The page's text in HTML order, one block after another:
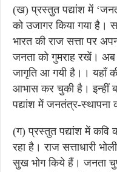
(ख) प्रस्तुत पद्यांश में
को उजागर किया गया है।
भारत की राज सत्ता पर
जनता को गुमराह रखें।
जागृति आ गयी है।। यहाँ
आभास कर चुकी है। इन्हीं
पद्यांश में जनतंत्र-स्थापना
(ग) प्रस्तुत पद्यांश में कवि
रहा है। राज सत्ताधारी
सुख भोग किये हैं। जनता